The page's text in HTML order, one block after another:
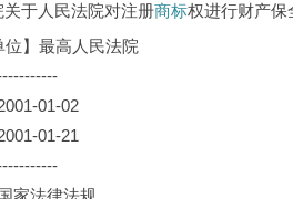
关于人民法院对注册商标权进行财产保
】最高人民法院
01-02
01-21
家法律法规